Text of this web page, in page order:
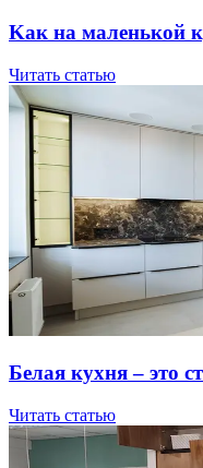
Kaк нa мaлeнькoй
Читать статью
Бeлaя куxня – этo
Читать статью